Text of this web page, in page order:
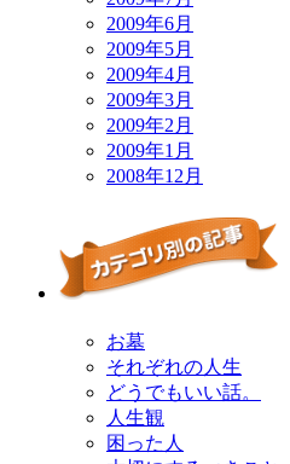
2009年6月
2009年5月
2009年4月
2009年3月
2009年2月
2009年1月
2008年12月
お墓
それぞれの人生
どうでもいい話。
人生観
困った人